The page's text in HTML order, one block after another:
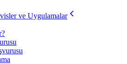
ve Uygulamalar